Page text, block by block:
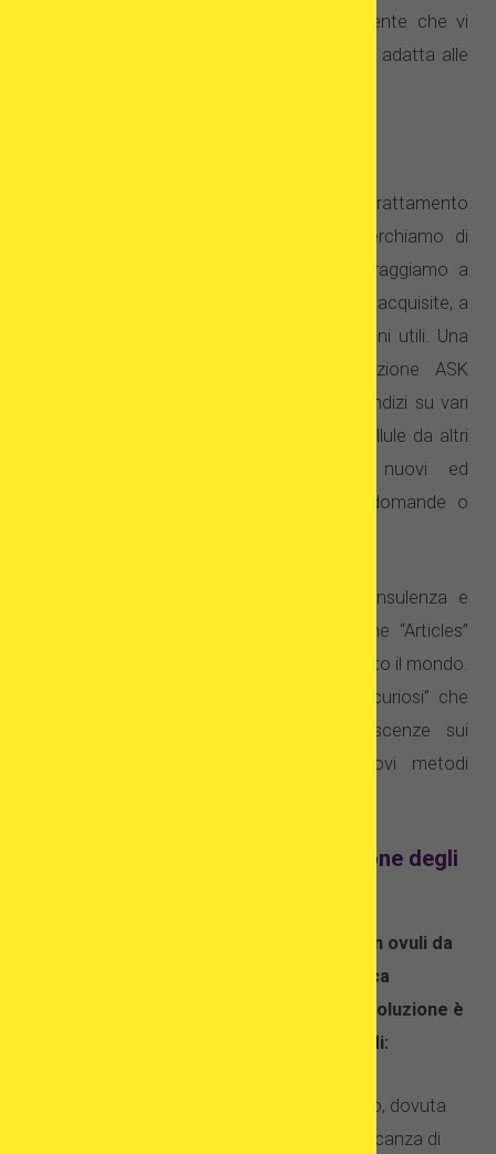
tratta di uno strumento pratico ed efficiente che vi
permetterà di scegliere la clinica che più si adatta alle
Promuovendo l’idea di trasparenza del trattamento
con cellule (gametiche) da donatrice, cerchiamo di
creare una comunità di pazienti. Li incoraggiamo a
condividere le esperienze e le conoscenze acquisite, a
fare domande ed a raccogliere informazioni utili. Una
parte del sito è dedicata ad una sezione ASK
Community all’interno della quale trovare indizi su vari
aspetti della donazione e sul transfer di cellule da altri
pazienti. Qui puoi anche segnalare nuovi ed
interessanti argomenti da trattare, fare domande o
Invitiamo anche le cliniche a fornire consulenza e
svolgere attività educative – nella sezione “Articles”
pubblichiamo report medici di esperti da tutto il mondo.
Questa parte del servizio è riservata ai “curiosi” che
vogliono approfondire le proprie conoscenze sui
trattamenti effettuati all’estero, sui nuovi metodi
Che cos’è la donazione e la ricezione degli
Il programma di fecondazione in vitro con ovuli da
donatrici è per molte donne infertili l’unica
possibilità per diventare madri. Questa soluzione è
da prendere in considerazione nel caso di:
mancanza di propri ovuli, per esempio, dovuta
ad una insufficienza ovarica o a mancanza di